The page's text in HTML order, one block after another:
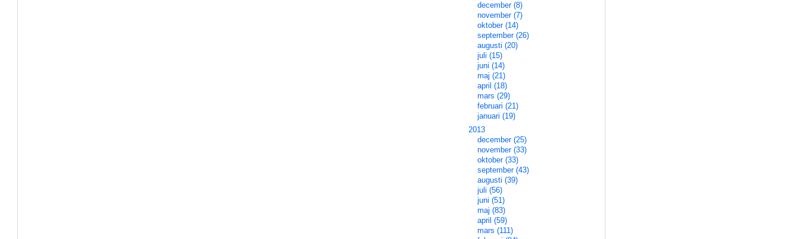
december (8)
november (7)
oktober (14)
september (26)
augusti (20)
juli (15)
juni (14)
maj (21)
april (18)
mars (29)
februari (21)
januari (19)
2013
december (25)
november (33)
oktober (33)
september (43)
augusti (39)
juli (56)
juni (51)
maj (83)
april (59)
mars (111)